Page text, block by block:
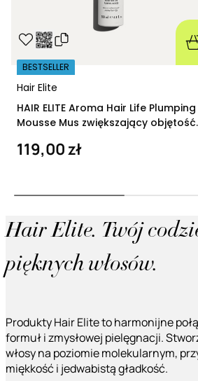
Hair Elite
BESTSELLER
HAIR ELITE Aroma Hair Life Plumping
Mousse Mus zwiększający objętość
119,00 zł
Hair Elite. Twój
pięknych włosów.
Produkty Hair Elite to harmonijne
formuł i zmysłowej pielęgnacji.
włosy na poziomie molekularnym,
miękkość i jedwabistą gładkość.